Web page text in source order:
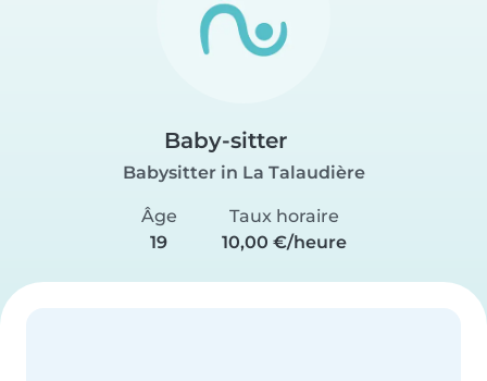
Baby-sitter
Babysitter in La Talaudière
Âge
19
Taux horaire
10,00 €/heure